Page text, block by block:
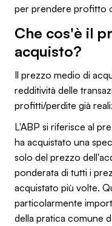
per prendere profitto
Che cos'è il
acquisto?
Il prezzo medio di
redditività delle
profitti/perdite già
L'ABP si riferisce al
ha acquistato una
solo del prezzo
ponderata di tutti i
acquistato più volte.
particolarmente
della pratica comune